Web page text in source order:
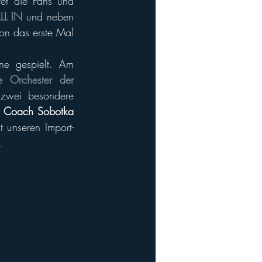
IN und neben
das erste Mal
gespielt. Am
Orchester der
besondere
Coach Sobotka
Import-